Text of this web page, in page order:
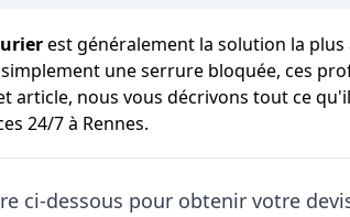
est généralement la solution la
une serrure bloquée, ces
nous vous décrivons tout ce
24/7 à Rennes.
ci-dessous pour obtenir votre